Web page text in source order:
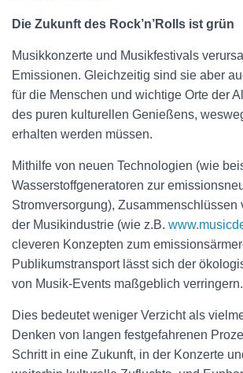
Die Zukunft des Rock’n’Rolls ist grün
Musikkonzerte und Musikfestivals
Emissionen. Gleichzeitig sind sie aber
für die Menschen und wichtige Orte der
des puren kulturellen Genießens,
erhalten werden müssen.
Mithilfe von neuen Technologien (wie
Wasserstoffgeneratoren zur
Stromversorgung), Zusammenschlüssen
der Musikindustrie (wie z.B.
cleveren Konzepten zum
Publikumstransport lässt sich der
von Musik-Events maßgeblich verringern.
Dies bedeutet weniger Verzicht als
Denken von langen festgefahrenen
Schritt in eine Zukunft, in der Konzerte